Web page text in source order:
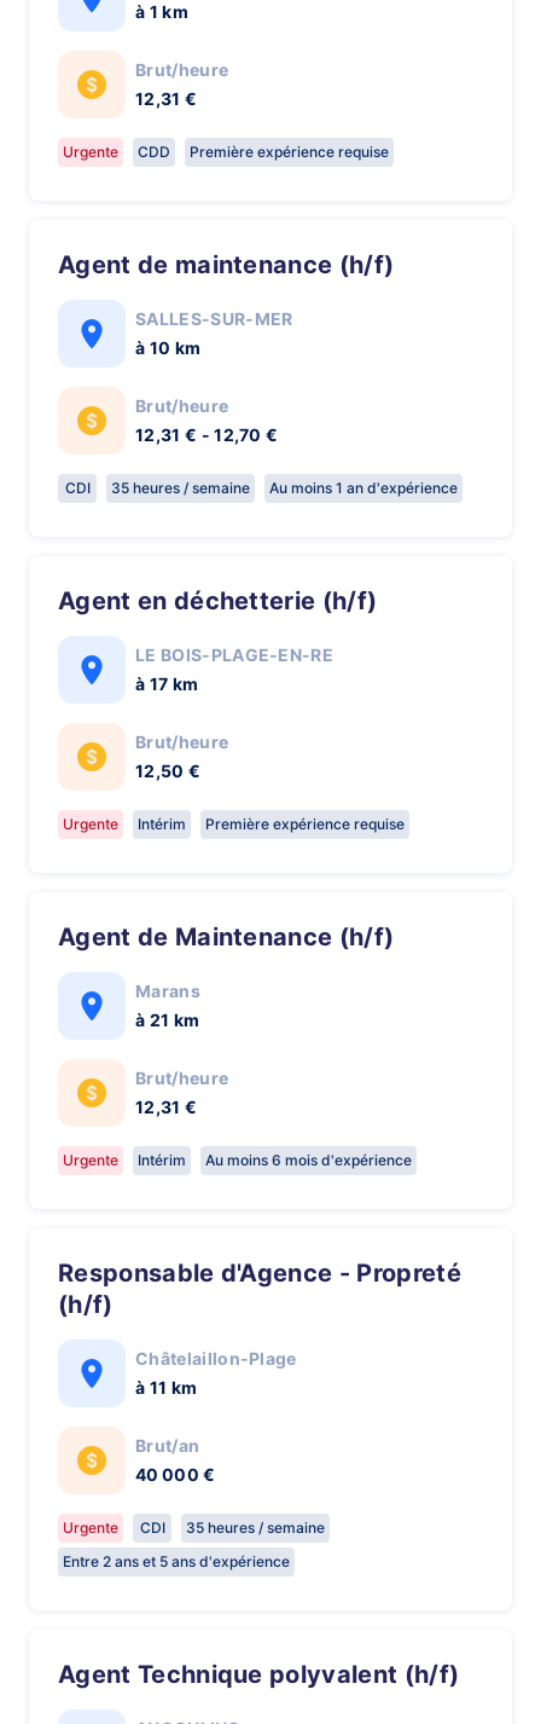
à 1 km
Brut/heure
12,31 €
Urgente CDD Première expérience requise
Agent de maintenance (h/f)
SALLES-SUR-MER
à 10 km
Brut/heure
12,31 € - 12,70 €
CDI 35 heures / semaine Au moins 1 an d'expérience
Agent en déchetterie (h/f)
LE BOIS-PLAGE-EN-RE
à 17 km
Brut/heure
12,50 €
Urgente Intérim Première expérience requise
Agent de Maintenance (h/f)
Marans
à 21 km
Brut/heure
12,31 €
Urgente Intérim Au moins 6 mois d'expérience
Responsable d'Agence - Propreté
(h/f)
Châtelaillon-Plage
à 11 km
Brut/an
40 000 €
Urgente CDI
35 heures / semaine
Entre 2 ans et 5 ans d'expérience
Agent Technique polyvalent (h/f)